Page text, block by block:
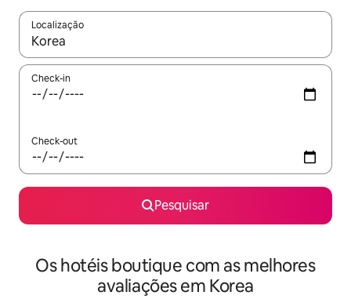
Localização
Quando os resultados estiverem disponíveis, navegue com
Check-in
Check-out
Pesquisar
Os hotéis boutique com as melhores
avaliações em Korea